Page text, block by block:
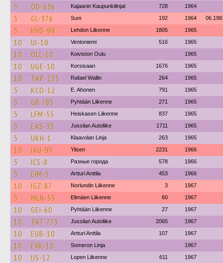
5 OD-636 Kajaanin Kaupunkilinjat 728 1964
5 GL-376 Suni 192 1964
5 HVD-99 Lehdon Liikenne 1805 1965
10 UI-10 Ventoniemi 516 1965
10 OLL-10 Koiviston Oulu 1965
10 UGE-10 Korsisaari 1676 1965
10 TAP-135 Rafael Wallin 264 1965
5 KCO-12 E. Ahonen 791 1965
5 GR-785 Pyhtään Liikenne 271 1965
5 LFM-55 Heiskasen Liikenne 837 1965
5 EAS-33 Jussilan Autoliike 1711 1965
5 UKH-1 Klaavolan Linja 263 1965
10 IAU-95 Ylisen 2231 1966
5 ICS-8 Разные города 578 1966
5 EIM-5 Artturi Anttila 453 1966
10 IGZ-87 Norlundin Liikenne 3 1967
5 MLN-55 Elimäen Liikenne 60 1967
10 GEI-60 Pyhtään Liikenne 27 1967
10 TAT-773 Jussilan Autoliike 2065 1967
10 EUB-10 Artturi Anttila 107 1967
10 EVK-10 Someron Linja 1967
10 IJS-12 Lopen Liikenne 611 1967